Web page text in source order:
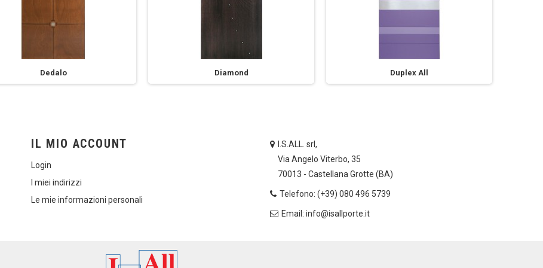
Dedalo Diamond Duplex All
IL MIO ACCOUNT
Login
I miei indirizzi
Le mie informazioni personali
I.S.ALL. srl,
Via Angelo Viterbo, 35
70013 - Castellana Grotte (BA)
Telefono: (+39) 080 496 5739
Email: info@isallporte.it